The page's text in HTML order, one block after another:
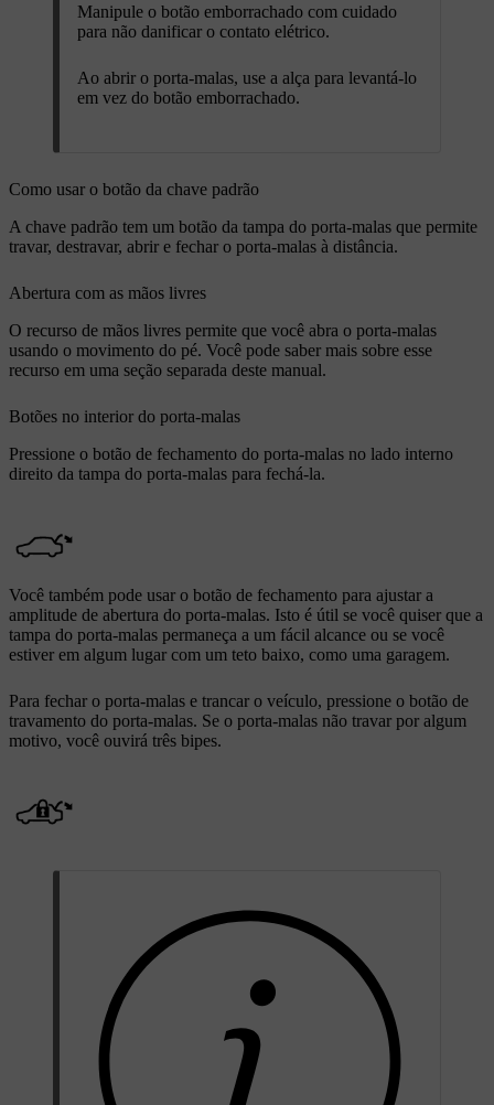
Manipule o botão emborrachado com cuidado
para não danificar o contato elétrico.
Ao abrir o porta-malas, use a alça para levantá-lo
em vez do botão emborrachado.
Como usar o botão da chave padrão
A chave padrão tem um botão da tampa do porta-malas que permite
travar, destravar, abrir e fechar o porta-malas à distância.
Abertura com as mãos livres
O recurso de mãos livres permite que você abra o porta-malas
usando o movimento do pé. Você pode saber mais sobre esse
recurso em uma seção separada deste manual.
Botões no interior do porta-malas
Pressione o botão de fechamento do porta-malas no lado interno
direito da tampa do porta-malas para fechá-la.
Você também pode usar o botão de fechamento para ajustar a
amplitude de abertura do porta-malas. Isto é útil se você quiser que a
tampa do porta-malas permaneça a um fácil alcance ou se você
estiver em algum lugar com um teto baixo, como uma garagem.
Para fechar o porta-malas e trancar o veículo, pressione o botão de
travamento do porta-malas. Se o porta-malas não travar por algum
motivo, você ouvirá três bipes.